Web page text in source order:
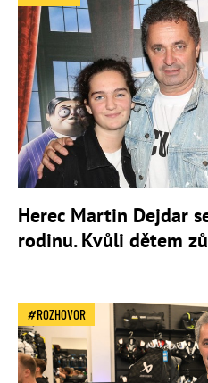
Herec Martin Dejdar
rodinu. Kvůli dětem
ROZHOVOR